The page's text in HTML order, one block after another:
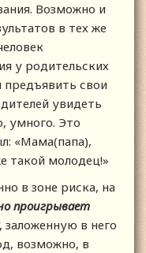
Возможно и
в тех же
у родительских
свои
увидеть
умного. Это
«Мама(папа),
такой молодец!»
в зоне риска, на
проигрывает
, заложенную в него
возможно, в